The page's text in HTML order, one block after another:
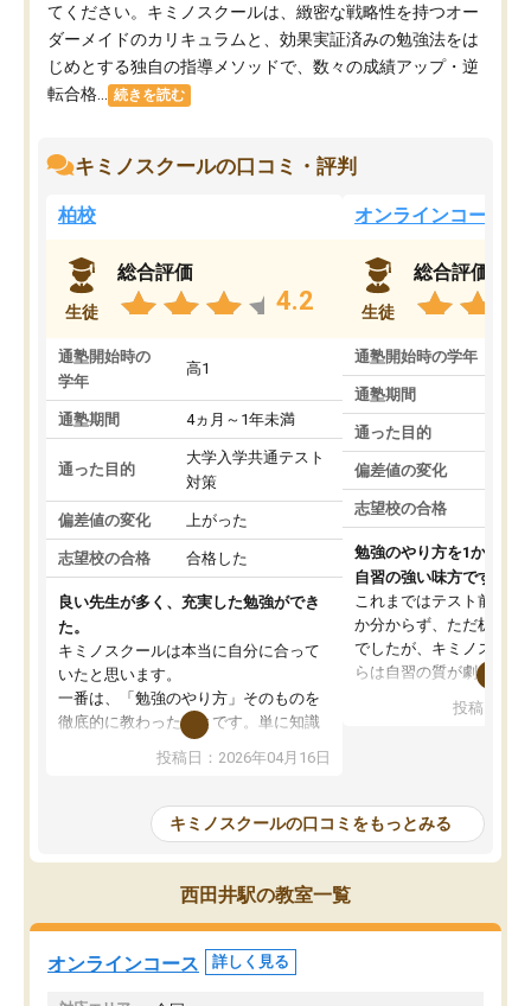
てください。キミノスクールは、緻密な戦略性を持つオー
ダーメイドのカリキュラムと、効果実証済みの勉強法をは
じめとする独自の指導メソッドで、数々の成績アップ・逆
転合格...
続きを読む
キミノスクールの口コミ・評判
柏校
生徒
総合評価
4.2
通塾開始時の
学年
高1
通塾期間 4ヵ月～1年未満
通った目的
大学入学共通テスト
対策
偏差値の変化 上がった
志望校の合格 合格した
良い先生が多く、充実した勉強ができ
た。
キミノスクールは本当に自分に合って
いたと思います。
一番は、「勉強のやり方」そのものを
徹底的に教わったことです。単に知識
を詰め込むのではなく、自学自習の習
慣が身につくよう並走してくれるの
はなくなりました。
講師の方との距離も近く、親身なコー
チングのおかげで、停滞期もモチベー
ションを維持できました。「やらされ
る勉強」から「目標のための勉強」へ
意識が変わったことが、目標校への合
投稿日：2026年04月16日
オンラインコース
生徒
総合評価
通塾開始時の学年
通塾期間
通った目的
偏差値の変化
志望校の合格
勉強のやり方を1から教
自習の強い味方です。
これまではテスト前に何
か分からず、ただ机に座
でしたが、キミノスクー
らは自習の質が劇的に変
を明確にしてくれるの
の仕方をコーチングして
ルなので、家での学習習
身につきました。結果と
た。自分から学ぶ姿勢を
投稿日：
キミノスクールの口コミをもっとみる
西田井駅の教室一覧
オンラインコース 詳しく見る